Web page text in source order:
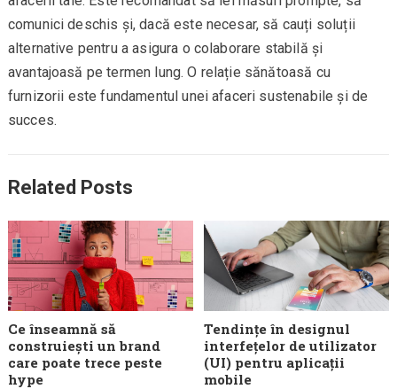
comunici deschis și, dacă este necesar, să cauți soluții
alternative pentru a asigura o colaborare stabilă și
avantajoasă pe termen lung. O relație sănătoasă cu
furnizorii este fundamentul unei afaceri sustenabile și de
succes.
Related Posts
Ce înseamnă să
construiești un brand
care poate trece peste
hype
Tendințe în designul
interfețelor de utilizator
(UI) pentru aplicații
mobile